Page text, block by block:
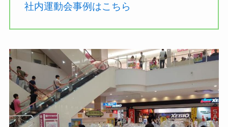
社内運動会事例はこちら